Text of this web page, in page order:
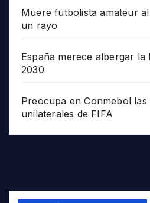
Muere futbolista amateur
un rayo
España merece albergar la
2030
Preocupa en Conmebol las
unilaterales de FIFA